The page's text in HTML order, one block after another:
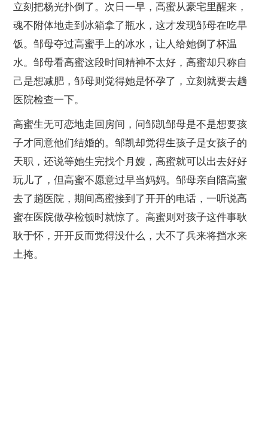
立刻把杨光扑倒了。次日一早，高蜜从豪宅里醒来，
魂不附体地走到冰箱拿了瓶水，这才发现邹母在吃早
饭。邹母夺过高蜜手上的冰水，让人给她倒了杯温
水。邹母看高蜜这段时间精神不太好，高蜜却只称自
己是想减肥，邹母则觉得她是怀孕了，立刻就要去趟
医院检查一下。
高蜜生无可恋地走回房间，问邹凯邹母是不是想要孩
子才同意他们结婚的。邹凯却觉得生孩子是女孩子的
天职，还说等她生完找个月嫂，高蜜就可以出去好好
玩儿了，但高蜜不愿意过早当妈妈。邹母亲自陪高蜜
去了趟医院，期间高蜜接到了开开的电话，一听说高
蜜在医院做孕检顿时就惊了。高蜜则对孩子这件事耿
耿于怀，开开反而觉得没什么，大不了兵来将挡水来
土掩。